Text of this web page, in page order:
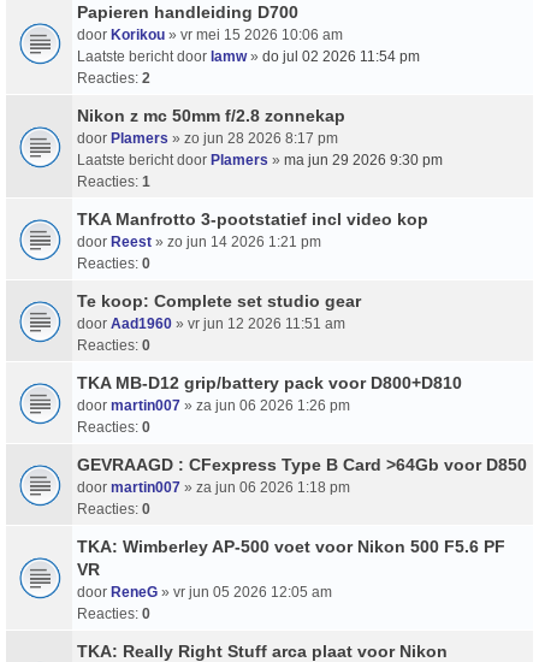
Papieren handleiding D700
door Korikou » vr mei 15 2026 10:06 am
Laatste bericht door lamw» do jul 02 2026 11:54 pm
Reacties: 2
Nikon z mc 50mm f/2.8 zonnekap
door Plamers » zo jun 28 2026 8:17 pm
Laatste bericht door Plamers » ma jun 29 2026 9:30 pm
Reacties: 1
TKA Manfrotto 3-pootstatief incl video kop
door Reest » zo jun 14 2026 1:21 pm
Reacties: 0
Te koop: Complete set studio gear
door Aad1960 » vr jun 12 2026 11:51 am
Reacties: 0
TKA MB-D12 grip/battery pack voor D800+D810
door martin007 » za jun 06 2026 1:26 pm
Reacties: 0
GEVRAAGD : CFexpress Type B Card >64Gb voor D850
door martin007 » za jun 06 2026 1:18 pm
Reacties: 0
TKA: Wimberley AP-500 voet voor Nikon 500 F5.6 PF
VR
door ReneG » vr jun 05 2026 12:05 am
Reacties: 0
TKA: Really Right Stuff arca plaat voor Nikon